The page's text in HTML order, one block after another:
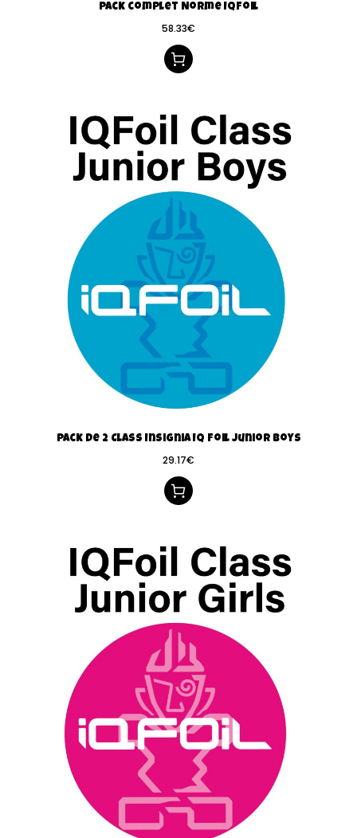
Pack complet Norme IQFoil
58.33€
Pack de 2 Class Insignia IQ Foil Junior Boys
29.17€